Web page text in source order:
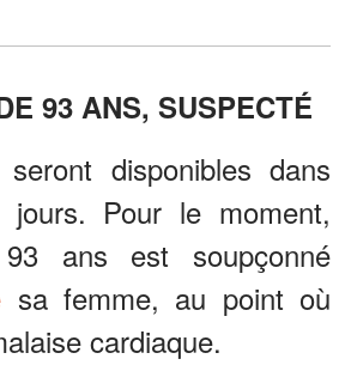
93 ANS, SUSPECTÉ
disponibles dans
jours. Pour le moment,
93 ans est soupçonné
sa femme, au point où
cardiaque.